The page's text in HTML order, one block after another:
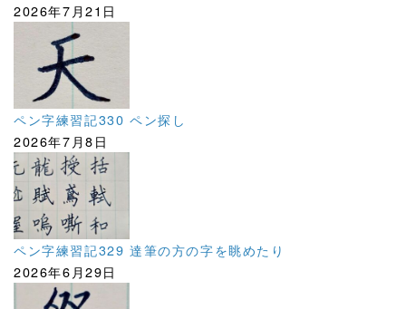
2026年7月21日
ペン字練習記330 ペン探し
2026年7月8日
ペン字練習記329 達筆の方の字を眺めたり
2026年6月29日